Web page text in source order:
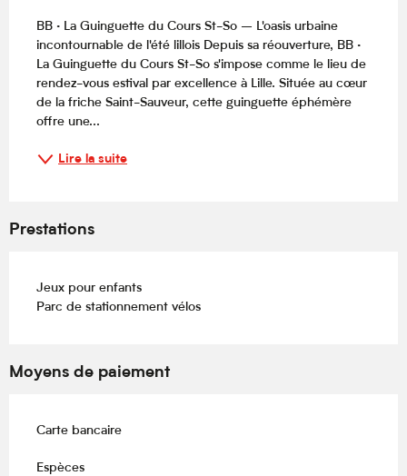
BB · La Guinguette du Cours St-So – L'oasis urbaine
incontournable de l'été lillois Depuis sa réouverture, BB ·
La Guinguette du Cours St-So s'impose comme le lieu de
rendez-vous estival par excellence à Lille. Située au cœur
de la friche Saint-Sauveur, cette guinguette éphémère
offre une...
Lire la suite
Prestations
Jeux pour enfants
Parc de stationnement vélos
Moyens de paiement
Carte bancaire
Espèces